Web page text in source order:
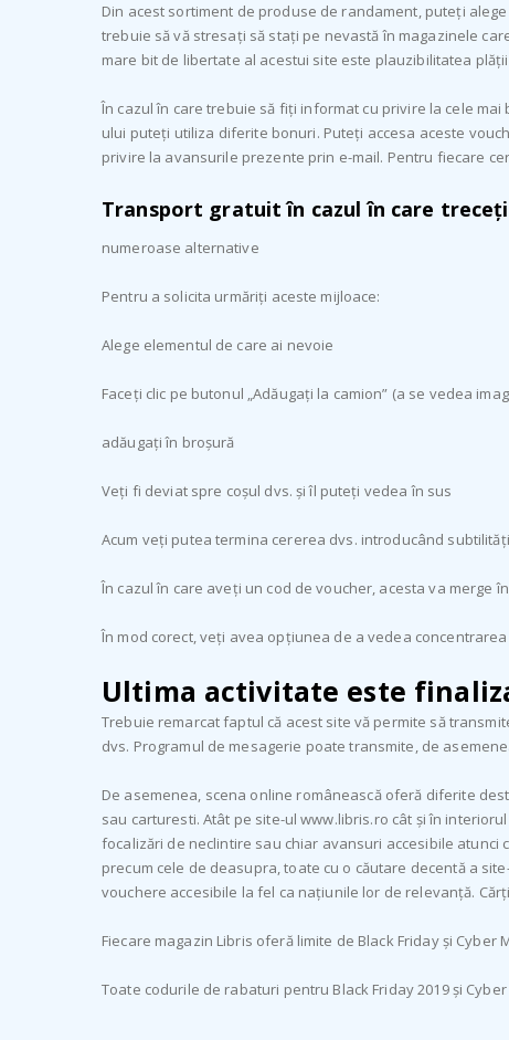
Din acest sortiment de produse de randament, puteți
trebuie să vă stresați să stați pe nevastă în magazinele
mare bit de libertate al acestui site este plauzibilitatea
În cazul în care trebuie să fiți informat cu privire la cele
ului puteți utiliza diferite bonuri. Puteți accesa aceste
privire la avansurile prezente prin e-mail. Pentru fiecare
Transport gratuit în cazul în care
numeroase alternative
Pentru a solicita urmăriți aceste mijloace:
Alege elementul de care ai nevoie
Faceți clic pe butonul „Adăugați la camion” (a se vedea
adăugați în broșură
Veți fi deviat spre coșul dvs. și îl puteți vedea în sus
Acum veți putea termina cererea dvs. introducând
În cazul în care aveți un cod de voucher, acesta va merge
În mod corect, veți avea opțiunea de a vedea
Ultima activitate este
Trebuie remarcat faptul că acest site vă permite să
dvs. Programul de mesagerie poate transmite, de
De asemenea, scena online românească oferă diferite
sau carturesti. Atât pe site-ul www.libris.ro cât și în
focalizări de neclintire sau chiar avansuri accesibile atunci
precum cele de deasupra, toate cu o căutare decentă a
vouchere accesibile la fel ca națiunile lor de relevanță.
Fiecare magazin Libris oferă limite de Black Friday și Cyber
Toate codurile de rabaturi pentru Black Friday 2019 și